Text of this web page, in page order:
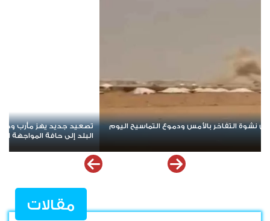
يهز مأرب وحضرموت.. الهجوم الحوثي يخلط الأوراق ويعيد
مسيرة حاشدة
الشعبي
مقالات